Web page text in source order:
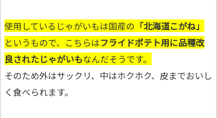
使用しているじゃがいもは国産の 「北海道こがね」
というもので、こちらはフライドポテト用に品種改
良されたじゃがいもなんだそうです。
そのため外はサックリ、中はホクホク、皮までおいし
く食べられます。